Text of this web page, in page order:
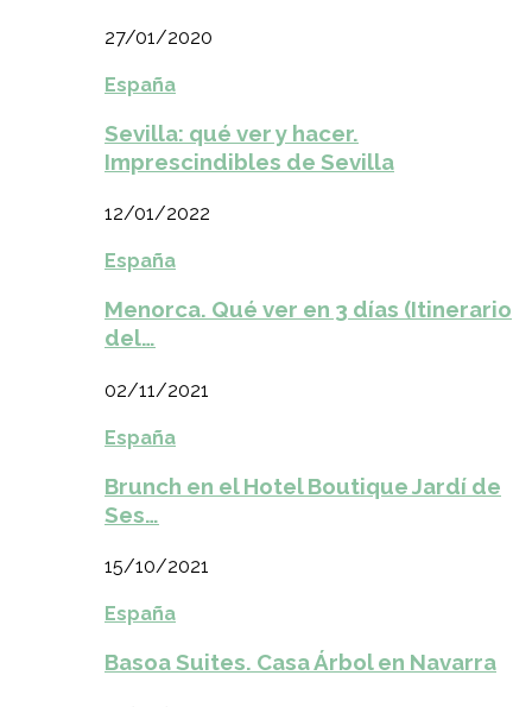
27/01/2020
España
Sevilla: qué ver y hacer.
Imprescindibles de Sevilla
12/01/2022
España
Menorca. Qué ver en 3 días (Itinerario
del…
02/11/2021
España
Brunch en el Hotel Boutique Jardí de
Ses…
15/10/2021
España
Basoa Suites. Casa Árbol en Navarra